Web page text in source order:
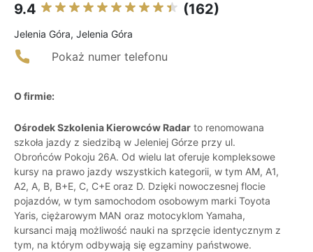
9.4 (162)
Jelenia Góra, Jelenia Góra
Pokaż numer telefonu
O firmie:
Ośrodek Szkolenia Kierowców Radar to renomowana
szkoła jazdy z siedzibą w Jeleniej Górze przy ul.
Obrońców Pokoju 26A. Od wielu lat oferuje kompleksowe
kursy na prawo jazdy wszystkich kategorii, w tym AM, A1,
A2, A, B, B+E, C, C+E oraz D. Dzięki nowoczesnej flocie
pojazdów, w tym samochodom osobowym marki Toyota
Yaris, ciężarowym MAN oraz motocyklom Yamaha,
kursanci mają możliwość nauki na sprzęcie identycznym z
tym, na którym odbywają się egzaminy państwowe.